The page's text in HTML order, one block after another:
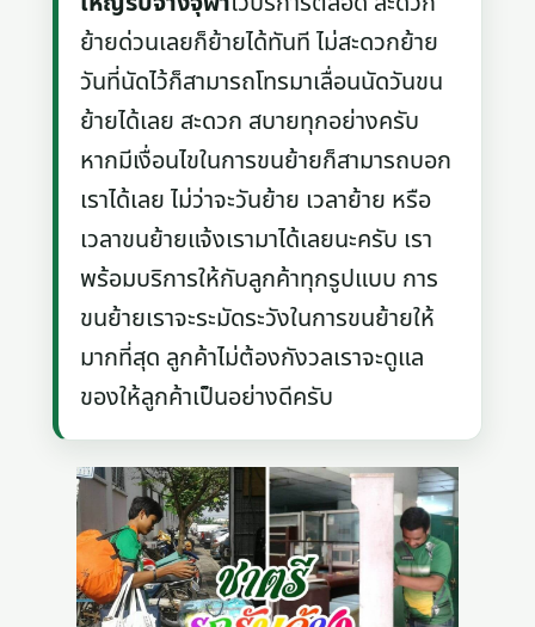
ย้ายด่วนเลยก็ย้ายได้ทันที ไม่สะดวกย้าย
วันที่นัดไว้ก็สามารถโทรมาเลื่อนนัดวันขน
ย้ายได้เลย สะดวก สบายทุกอย่างครับ
หากมีเงื่อนไขในการขนย้ายก็สามารถบอก
เราได้เลย ไม่ว่าจะวันย้าย เวลาย้าย หรือ
เวลาขนย้ายแจ้งเรามาได้เลยนะครับ เรา
พร้อมบริการให้กับลูกค้าทุกรูปแบบ การ
ขนย้ายเราจะระมัดระวังในการขนย้ายให้
มากที่สุด ลูกค้าไม่ต้องกังวลเราจะดูแล
ของให้ลูกค้าเป็นอย่างดีครับ